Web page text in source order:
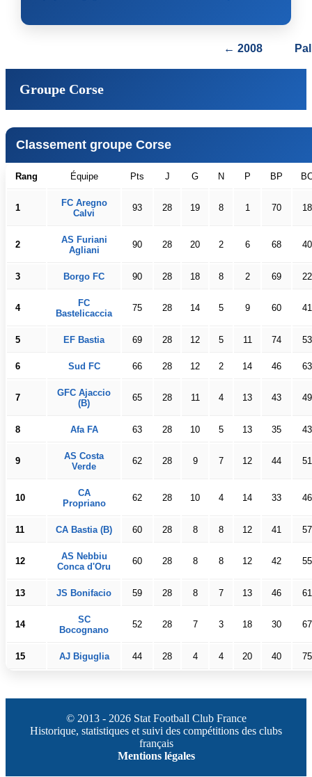
← 2008
Groupe Corse
Classement groupe Corse
Rang Équipe Pts J G N P BP
1
FC Aregno
Calvi
93 28 19 8 1 70 18
2
AS Furiani
Agliani
90 28 20 2 6 68 40
3 Borgo FC 90 28 18 8 2 69 22
4
FC
Bastelicaccia
75 28 14 5 9 60 41
5 EF Bastia 69 28 12 5 11 74 53
6 Sud FC 66 28 12 2 14 46 63
7
GFC Ajaccio
(B)
65 28 11 4 13 43 49
8 Afa FA 63 28 10 5 13 35 43
9
AS Costa
Verde
62 28 9 7 12 44 51
10
CA
Propriano
62 28 10 4 14 33 46
11 CA Bastia (B) 60 28 8 8 12 41 57
12
AS Nebbiu
Conca d'Oru
60 28 8 8 12 42 55
13 JS Bonifacio 59 28 8 7 13 46 61
14
SC
Bocognano
52 28 7 3 18 30 67
15 AJ Biguglia 44 28 4 4 20 40 75
© 2013 - 2026 Stat Football Club France
Historique, statistiques et suivi des compétitions des clubs
français
Mentions légales